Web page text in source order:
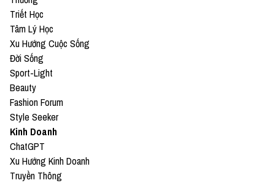
Triết Học
Tâm Lý Học
Xu Hướng Cuộc Sống
Đời Sống
Sport-Light
Beauty
Fashion Forum
Style Seeker
Kinh Doanh
ChatGPT
Xu Hướng Kinh Doanh
Truyền Thông